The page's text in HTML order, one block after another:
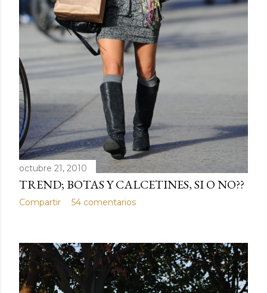
octubre 21, 2010
TREND; BOTAS Y CALCETINES, SI O NO??
Compartir 54 comentarios